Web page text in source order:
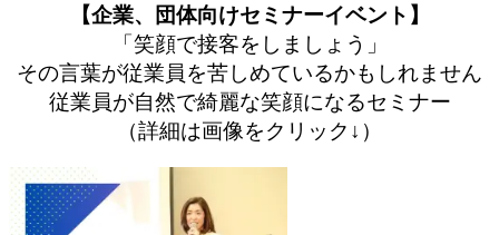
【企業、団体向けセミナーイベント】
「笑顔で接客をしましょう」
その言葉が従業員を苦しめているかもしれません
従業員が自然で綺麗な笑顔になるセミナー
（詳細は画像をクリック↓）